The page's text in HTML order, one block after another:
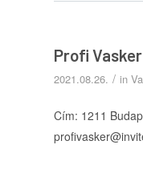
Profi
2021.08.26. / in
Cím: 1211